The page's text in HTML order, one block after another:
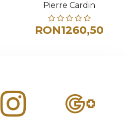
Pierre Cardin
RON1260,50